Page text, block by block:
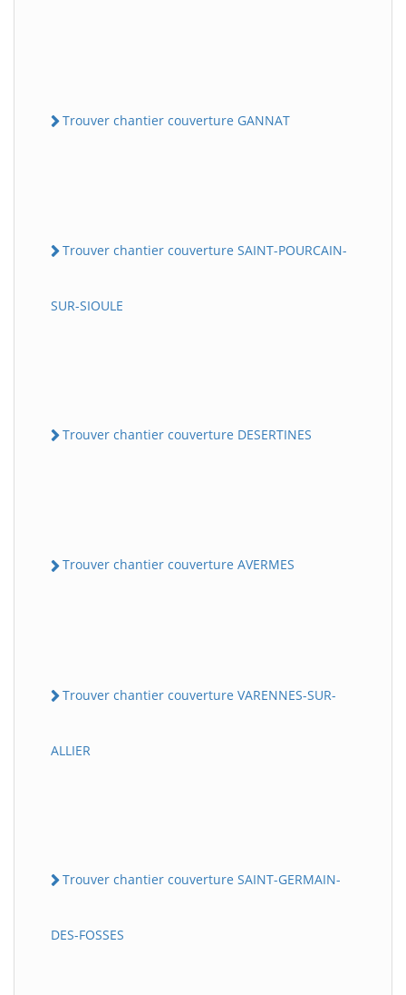
Trouver chantier couverture GANNAT
Trouver chantier couverture SAINT-POURCAIN-
SUR-SIOULE
Trouver chantier couverture DESERTINES
Trouver chantier couverture AVERMES
Trouver chantier couverture VARENNES-SUR-
ALLIER
Trouver chantier couverture SAINT-GERMAIN-
DES-FOSSES